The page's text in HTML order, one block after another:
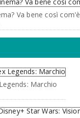
Va bene così com'è
Marchio